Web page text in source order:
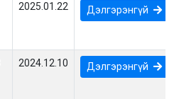
2025.01.22 Дэлгэрэнгүй
2024.12.10 Дэлгэрэнгүй